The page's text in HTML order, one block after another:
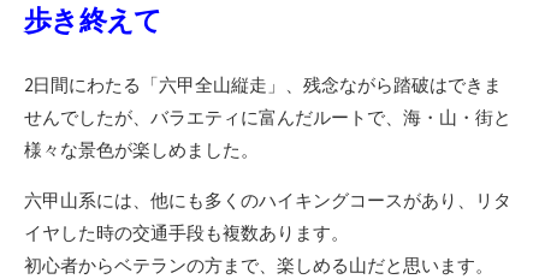
歩き終えて
2日間にわたる「六甲全山縦走」、残念ながら踏破はできま
せんでしたが、バラエティに富んだルートで、海・山・街と
様々な景色が楽しめました。
六甲山系には、他にも多くのハイキングコースがあり、リタ
イヤした時の交通手段も複数あります。
初心者からベテランの方まで、楽しめる山だと思います。